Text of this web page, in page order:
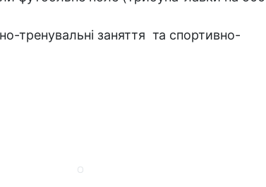
тренувальні заняття та спортивно-